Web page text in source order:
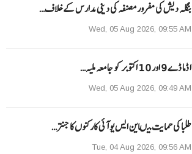
بنگلہ دیش کی مفرور مصنفہ کی دینی مدارس کے خلاف…
Wed, 05 Aug 2026, 09:55 AM
ا ڈما ڈے 9 اور 10 اکتوبر کو جامعہ ملیہ…
Wed, 05 Aug 2026, 09:49 AM
طلبا کی حمایت میںاین ایس یو آئی کارکنوں کا جنتر…
Tue, 04 Aug 2026, 09:56 AM